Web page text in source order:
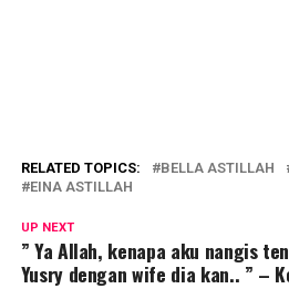
RELATED TOPICS: BELLA ASTILLAH
EINA ASTILLAH
UP NEXT
” Ya Allah, kenapa aku nangis
Yusry dengan wife dia kan.. ” –